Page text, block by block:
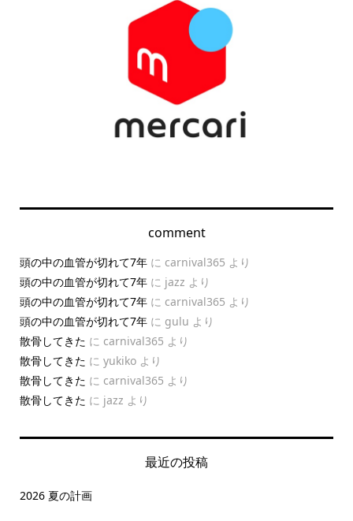
comment
頭の中の血管が切れて7年に carnival365 より
頭の中の血管が切れて7年に jazz より
頭の中の血管が切れて7年に carnival365 より
頭の中の血管が切れて7年に gulu より
散骨してきた に carnival365 より
散骨してきた に yukikoより
散骨してきた に carnival365 より
散骨してきた に jazz より
最近の投稿
2026 夏の計画